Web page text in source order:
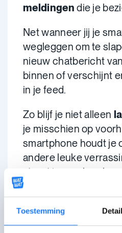
Toestemming
meldingen die je
Net wanneer jij je
wegleggen om te
nieuw chatbericht
binnen of verschijnt
in je feed.
Zo blijf je niet alleen
je misschien op
smartphone houdt je
andere leuke
stuurt je crush ook
Hoe zit het met
licht?